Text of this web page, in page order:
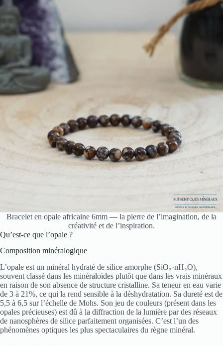
Bracelet en opale africaine 6mm — la pierre de l’imagination, de la
créativité et de l’inspiration.
Qu’est-ce que l’opale ?
Composition minéralogique
L’opale est un minéral hydraté de silice amorphe (SiO₂·nH₂O),
souvent classé dans les minéraloïdes plutôt que dans les vrais minéraux
en raison de son absence de structure cristalline. Sa teneur en eau varie
de 3 à 21%, ce qui la rend sensible à la déshydratation. Sa dureté est de
5,5 à 6,5 sur l’échelle de Mohs. Son jeu de couleurs (présent dans les
opales précieuses) est dû à la diffraction de la lumière par des réseaux
de nanosphères de silice parfaitement organisées. C’est l’un des
phénomènes optiques les plus spectaculaires du règne minéral.